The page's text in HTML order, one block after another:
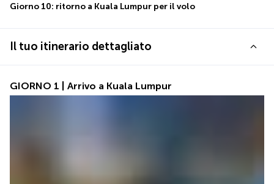
Giorno 10: ritorno a Kuala Lumpur per il volo
Il tuo itinerario dettagliato
GIORNO 1 | Arrivo a Kuala Lumpur